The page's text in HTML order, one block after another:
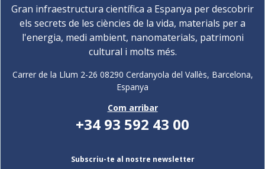
Gran infraestructura científica a Espanya per descobrir
els secrets de les ciències de la vida, materials per a
l'energia, medi ambient, nanomaterials, patrimoni
cultural i molts més.
Carrer de la Llum 2-26 08290 Cerdanyola del Vallès, Barcelona,
Espanya
Com arribar
+34 93 592 43 00
Subscriu-te al nostre newsletter